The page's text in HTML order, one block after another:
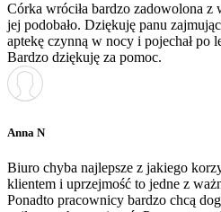
Córka wróciła bardzo zadowolona
jej podobało. Dziękuję panu
aptekę czynną w nocy i pojechał po
Bardzo dziękuję za pomoc.
Anna N
Biuro chyba najlepsze z jakiego
klientem i uprzejmość to jedne z
Ponadto pracownicy bardzo chcą